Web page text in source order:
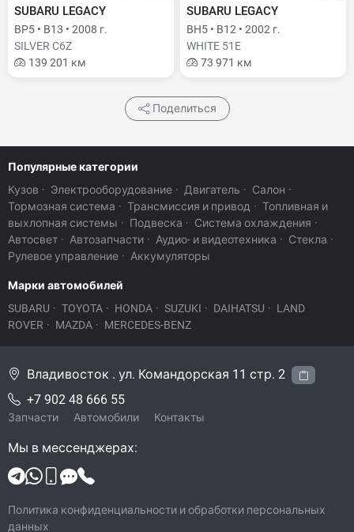
SUBARU LEGACY
BP5 • B13 • 2008 г.
SILVER C6Z
139 201 км
SUBARU LEGACY
BH5 • B12 • 2002 г.
WHITE 51E
73 971 км
Поделиться
Популярные категории
Кузов · Электрооборудование · Двигатель · Салон ·
Тормозная система · Трансмиссия и привод · Топливная и
выхлопная системы · Подвеска · Система охлаждения ·
Автосвет · Автозапчасти · Аудио- и видеотехника · Стекла ·
Рулевое управление · Аккумуляторы
Марки автомобилей
SUBARU · TOYOTA · HONDA · SUZUKI · DAIHATSU · LAND
ROVER · MAZDA · MERCEDES-BENZ
Владивосток . ул. Командорская 11 стр. 2
+7 902 48 666 55
Запчасти Автомобили Контакты
Мы в мессенджерах:
Политика конфиденциальности и обработки персональных
данных